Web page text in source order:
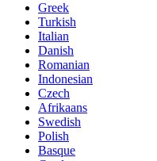
Greek
Turkish
Italian
Danish
Romanian
Indonesian
Czech
Afrikaans
Swedish
Polish
Basque